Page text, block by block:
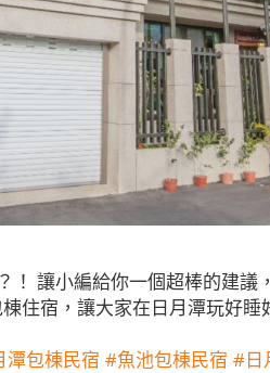
！ 讓小編給你一個超棒的建議
住宿，讓大家在日月潭玩好睡
潭包棟民宿 #魚池包棟民宿 #日